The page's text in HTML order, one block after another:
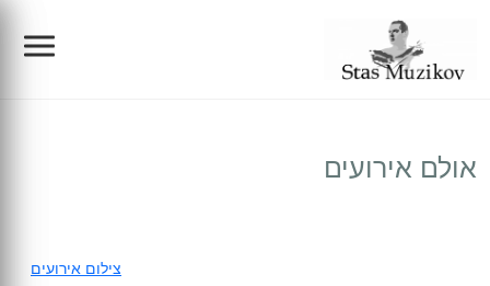
אולם אירועים
צילום אירועים